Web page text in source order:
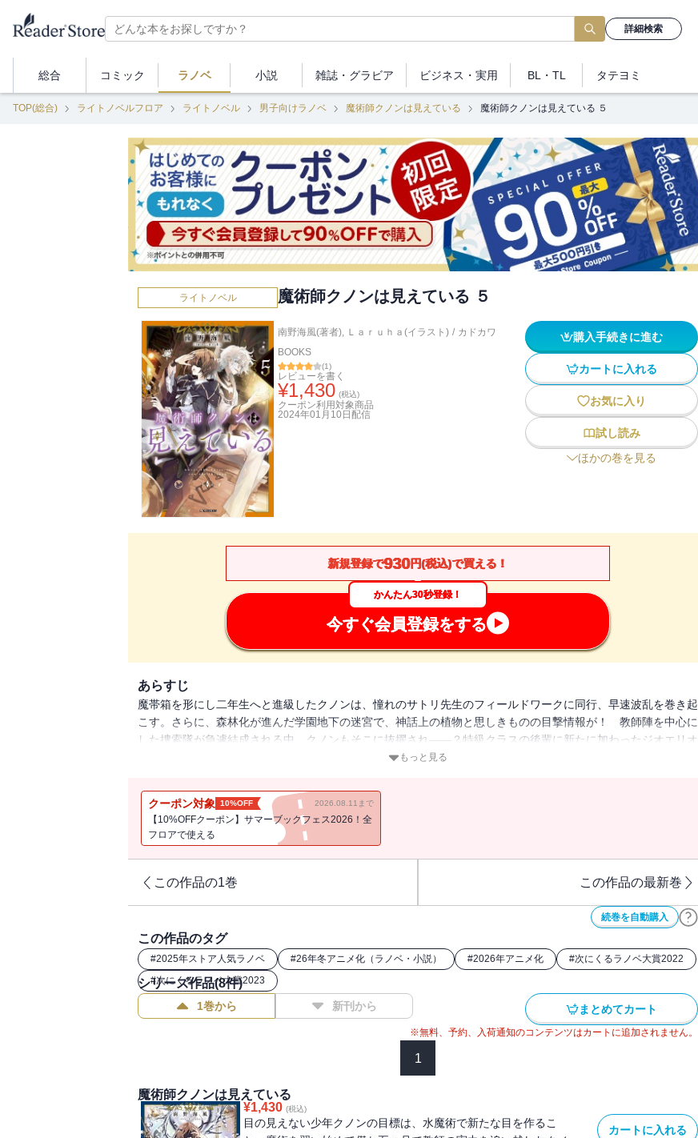
詳細検索
総合 コミック ラノベ 小説 雑誌・ グラビア ビジネス ・実用 BL・TL タテヨミ
TOP(総合) ライトノベルフロア ライトノベル 男子向けラノベ 魔術師クノンは見えている 魔術師クノンは見えている ５
ライトノベル 魔術師クノンは見えている ５
南野海風(著者), Ｌａｒｕｈａ(イラスト) / カドカワ
BOOKS
(1)
レビューを書く
¥1,430 (税込)
クーポン利用対象商品
2024年01月10日 配信
購入手続きに進む
カートに入れる
お気に入り
試し読み
ほかの巻を見る
新規登録で930円(税込)で買える！
かんたん30秒登録！
今すぐ会員登録をする
あらすじ
魔帯箱を形にし二年生へと進級したクノンは、憧れのサトリ先生のフィールドワークに同行、早速波乱を巻き起
こす。さらに、森林化が進んだ学園地下の迷宮で、神話上の植物と思しきものの目撃情報が！ 教師陣を中心に
した捜索隊が急遽結成される中、クノンもそこに抜擢され――？特級クラスの後輩に新たに加わったジオエリオ
ンの従妹もすぐさま魔術沼に引きずり込んで、さらに賑やかに加速する盲目の天才の魔術探求・二年生編スター
世は風任せで自由に生きたい～』（著：西浦真魚）のお試し版が収録されています。
もっと見る
クーポン対象 10%OFF 2026.08.11まで
【10%OFFクーポン】サマーブックフェス2026！全
フロアで使える
この作品の1巻 この作品の最新巻
続巻を自動購入
この作品のタグ
#2025年ストア人気ラノベ #26年冬アニメ化（ラノベ・小説） #2026年アニメ化 #次にくるラノベ大賞2022
#次にくるラノベ大賞2023
シリーズ作品(8件)
1巻から 新刊から まとめてカート
※無料、予約、入荷通知のコンテンツはカートに追加されません。
1
魔術師クノンは見えている
¥1,430 (税込)
目の見えない少年クノンの目標は、水魔術で新たな目を作るこ
カートに入れる